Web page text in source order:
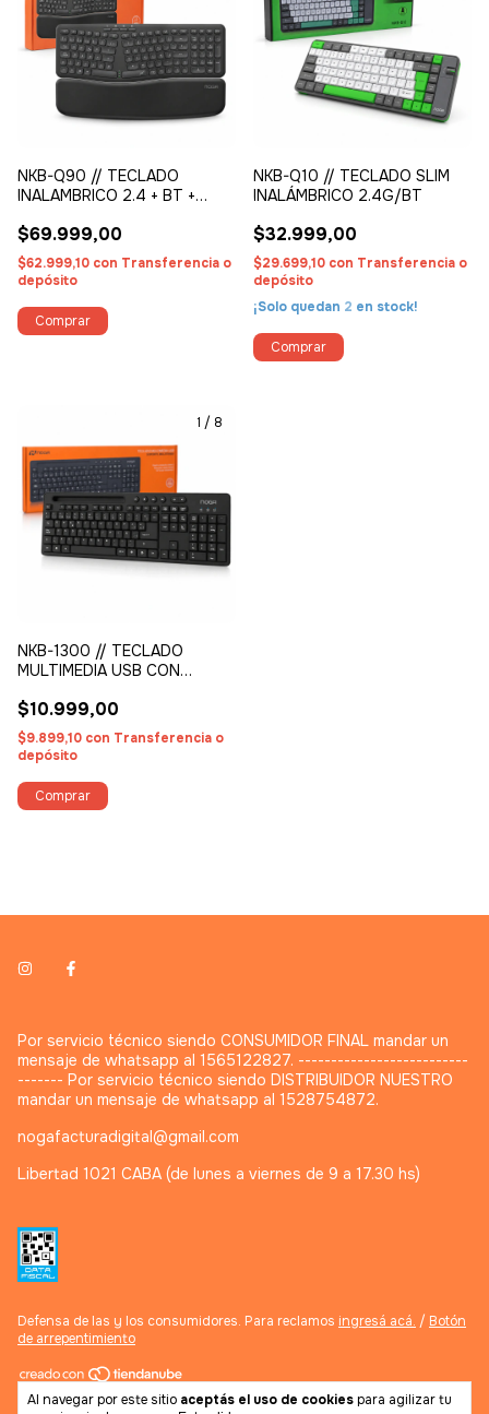
Al navegar por este sitio aceptás el uso de cookiespara agilizar tu
NKB-Q90 // TECLADO
INALAMBRICO 2.4 + BT +
$69.999,00
$62.999,10 con Transferencia o
depósito
NKB-Q10 // TECLADO SLIM
INALÁMBRICO 2.4G/BT
$32.999,00
$29.699,10 con Transferencia o
depósito
¡Solo quedan 2 en stock!
1 / 8
NKB-1300 // TECLADO
MULTIMEDIA USB CON
$10.999,00
$9.899,10 con Transferencia o
depósito
Por servicio técnico siendo CONSUMIDOR FINAL mandar un
mensaje de whatsapp al 1565122827. --------------------------
------- Por servicio técnico siendo DISTRIBUIDOR NUESTRO
mandar un mensaje de whatsapp al 1528754872.
nogafacturadigital@gmail.com
Libertad 1021 CABA (de lunes a viernes de 9 a 17.30 hs)
Defensa de las y los consumidores. Para reclamos ingresá acá. / Botón
de arrepentimiento
Copyright Noganet - 2026. Todos los derechos reservados.